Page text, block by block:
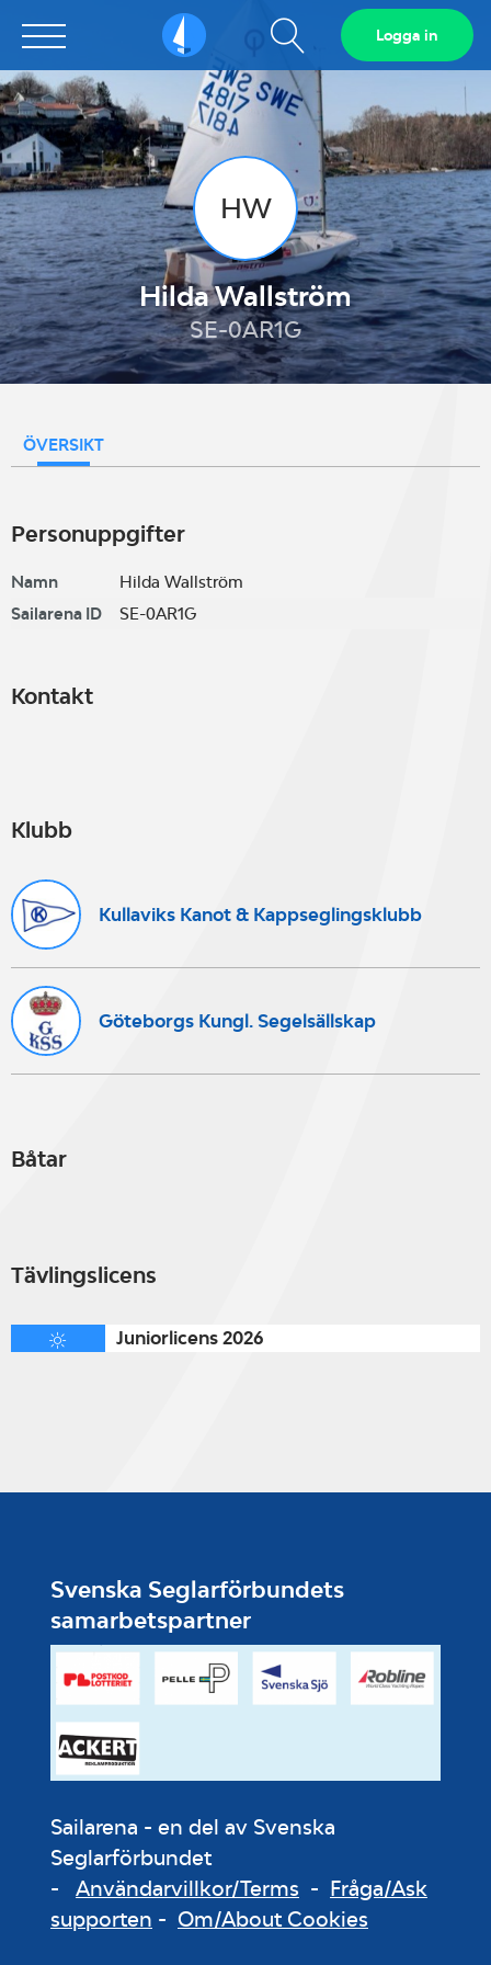
Sailarena Visa
sökfält
Logga in
HW
Hilda Wallström
SE-0AR1G
ÖVERSIKT
Personuppgifter
Namn
Hilda Wallström
Sailarena ID
SE-0AR1G
Kontakt
Klubb
Kullaviks Kanot & Kappseglingsklubb
Göteborgs Kungl. Segelsällskap
Båtar
Tävlingslicens
Juniorlicens 2026
Svenska Seglarförbundets
samarbetspartner
Sailarena - en del av Svenska
Seglarförbundet
- Användarvillkor/Terms - Fråga/Ask
supporten - Om/About Cookies